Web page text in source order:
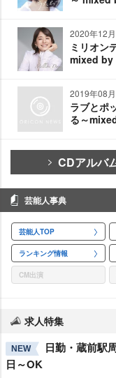
2020年12
ミリオン
mixed by
2019年08
ラブとポ
る～
CDアルバ
芸能人事典
芸能人TOP
ランキング情報
CM出演
求人特集
NEW
日勤・蔵前駅
日～OK